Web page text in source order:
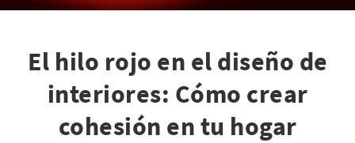
El hilo rojo en el diseño de
interiores: Cómo crear
cohesión en tu hogar